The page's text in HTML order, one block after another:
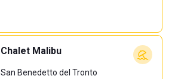
Chalet Malibu
San Benedetto del Tronto